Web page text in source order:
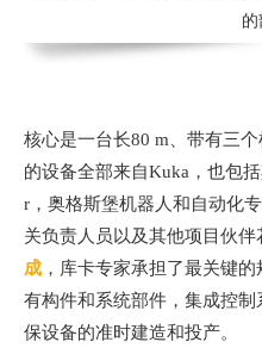
核心是一台长80 m、带有三
的设备全部来自Kuka，也包
r，奥格斯堡机器人和自动化
关负责人员以及其他项目伙
成 ，库卡专家承担了最关键
有构件和系统部件，集成控
保设备的准时建造和投产。